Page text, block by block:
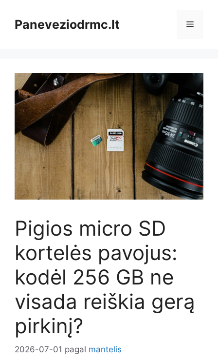
turinioPaneveziodrmc.lt Meniu
Pigios micro SD
kortelės pavojus:
kodėl 256 GB ne
visada reiškia gerą
pirkinį?
2026-07-01 pagal mantelis